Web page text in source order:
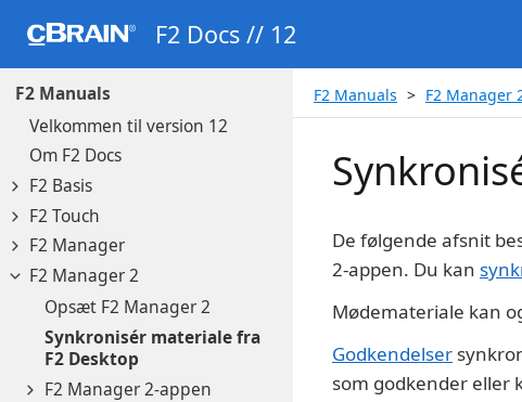
F2 Docs // 12
F2 Manuals
Velkommen til version 12
Om F2 Docs
F2 Basis
F2 Touch
F2 Manager
F2 Manager 2
Opsæt F2 Manager 2
Synkronisér materiale fra
F2 Desktop
F2 Manager 2-appen
F2 Manuals F2 Manager
De følgende afsnit
2-appen. Du kan
Mødemateriale kan
Godkendelser
som godkender eller